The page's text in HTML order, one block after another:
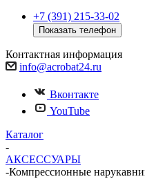
+7 (391) 215-33-02
Показать телефон
Контактная информация
info@acrobat24.ru
Вконтакте
YouTube
Каталог
-
АКСЕССУАРЫ
-Компрессионные